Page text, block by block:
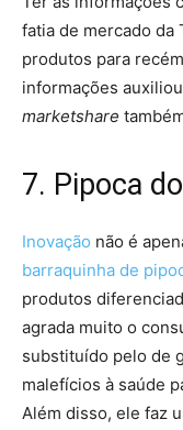
fatia de mercado da
produtos para
informações
marketshare
7. Pipoca
Inovação não é
barraquinha de
produtos
agrada muito o
substituído pelo de
malefícios à saúde
Além disso, ele faz